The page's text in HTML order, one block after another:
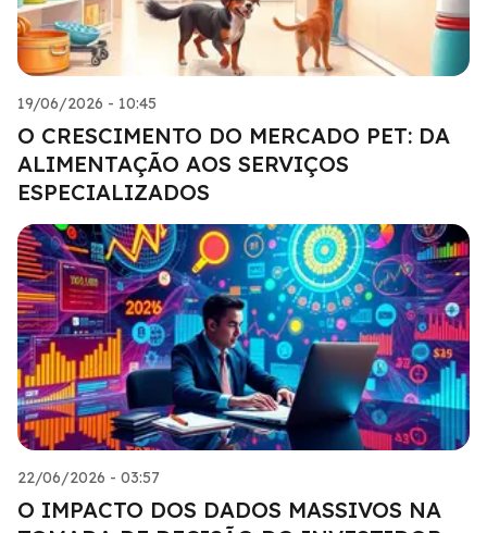
19/06/2026 - 10:45
O CRESCIMENTO DO MERCADO PET: DA
ALIMENTAÇÃO AOS SERVIÇOS
ESPECIALIZADOS
22/06/2026 - 03:57
O IMPACTO DOS DADOS MASSIVOS NA